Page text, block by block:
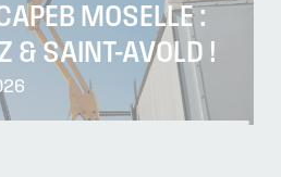
MOSELLE :
& SAINT-AVOLD !